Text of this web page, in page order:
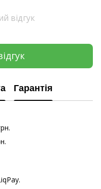
відгук
Гарантія